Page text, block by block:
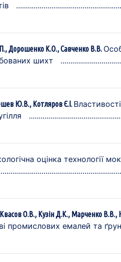
Дорошенко К.О., Савченко В.В.
шихт
Ю.В., Котляров Є.І.
оцінка технології
О.В., Кузін Д.К., Марченко В.В.,
промислових емалей та